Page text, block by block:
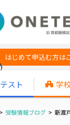
はじめて申込む方は
テスト 学
受験情報ブログ 新渡